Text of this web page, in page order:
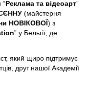
“Реклама та відеоарт”
(майстерня
НОВІКОВОЇ) з
” у Бельгії, де
який щиро підтримує
друг нашої Академії